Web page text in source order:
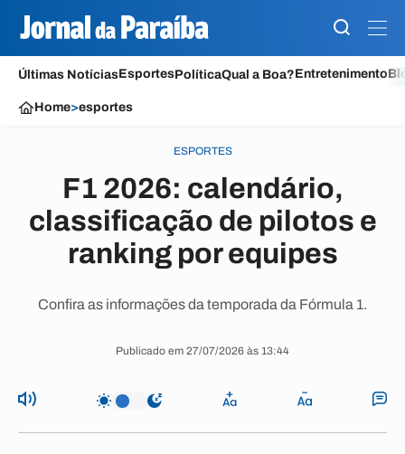
Últimas NotíciasEsportesPolíticaQual a Boa?Entretenimento
Home>esportes
ESPORTES
F1 2026: calendário,
classificação de pilotos e
ranking por equipes
Confira as informações da temporada da Fórmula 1.
Publicado em 27/07/2026 às 13:44